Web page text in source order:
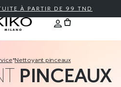
À PARTIR DE 99 TND
* nettoyant pinceaux
PINCEAUX